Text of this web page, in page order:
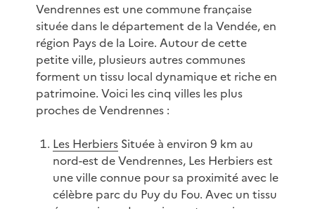
Vendrennes est une commune française
située dans le département de la Vendée, en
région Pays de la Loire. Autour de cette
petite ville, plusieurs autres communes
forment un tissu local dynamique et riche en
patrimoine. Voici les cinq villes les plus
proches de Vendrennes :
Les HerbiersSituée à environ 9 km au
nord-est de Vendrennes, Les Herbiers est
une ville connue pour sa proximité avec le
célèbre parc du Puy du Fou. Avec un tissu